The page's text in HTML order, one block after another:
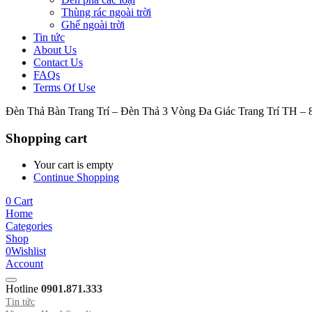
Thùng rác ngoài trời
Ghế ngoài trời
Tin tức
About Us
Contact Us
FAQs
Terms Of Use
Đèn Thả Bàn Trang Trí – Đèn Thả 3 Vòng Đa Giác Trang Trí TH –
Shopping cart
Your cart is empty
Continue Shopping
0 Cart
Home
Categories
Shop
0Wishlist
Account
Hotline 0901.871.333
Tin tức